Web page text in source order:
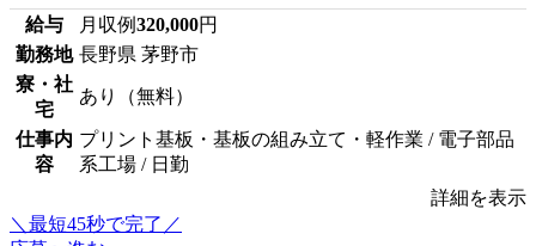
給与 月収例320,000円
勤務地 長野県 茅野市
寮・社
宅
あり（無料）
仕事内
容
プリント基板・基板の組み立て・軽作業 / 電子部品
系工場 / 日勤
詳細を表示
＼最短45秒で完了／